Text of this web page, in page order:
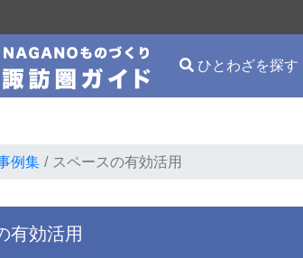
ひとわざを探す
例集 スペースの有効活用
有効活用